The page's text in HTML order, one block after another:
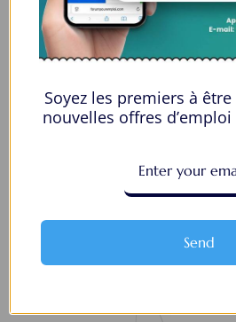
la solution idéale pour tous ceux qui
monde du travail. Que vous soyez à
fpe@forumpouremploi.com /
Soyez les premiers à
nouvelles offres
Send